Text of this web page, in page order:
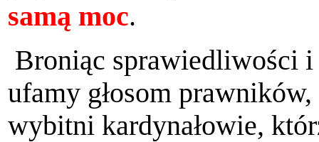
samą moc.
Broniąc sprawiedliwości
ufamy głosom
wybitni kardynałowie,